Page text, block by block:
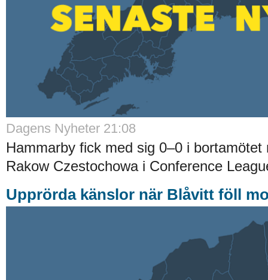
Dagens Nyheter 21:08
Hammarby fick med sig 0–0 i bortamötet
Rakow Czestochowa i Conference
Upprörda känslor när Blåvitt föll